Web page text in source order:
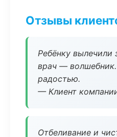
Отзывы
Ребёнку вылечили
врач —
радостью.
— Клиент
Отбеливание и